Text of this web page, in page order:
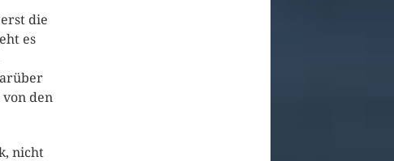
die
es
den
nicht